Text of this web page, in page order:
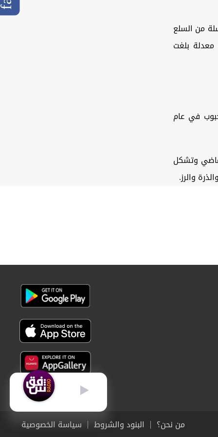
من السلع
قراءة معدلة بلغت
في عام
عن إنتاج العام الماضي وتشكل
من نحن؟ البنود والشروط سياسة الخصوصية
عربي